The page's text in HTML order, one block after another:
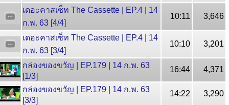
เดอะคาสเซ็ท The Cassette | EP.4 | 14
ก.พ. 63 [4/4]
10:11 3,646
เดอะคาสเซ็ท The Cassette | EP.4 | 14
ก.พ. 63 [3/4]
10:10 3,201
กล่องของขวัญ | EP.179 | 14 ก.พ. 63
[1/3]
16:44 4,371
กล่องของขวัญ | EP.179 | 14 ก.พ. 63
[3/3]
14:22 3,290